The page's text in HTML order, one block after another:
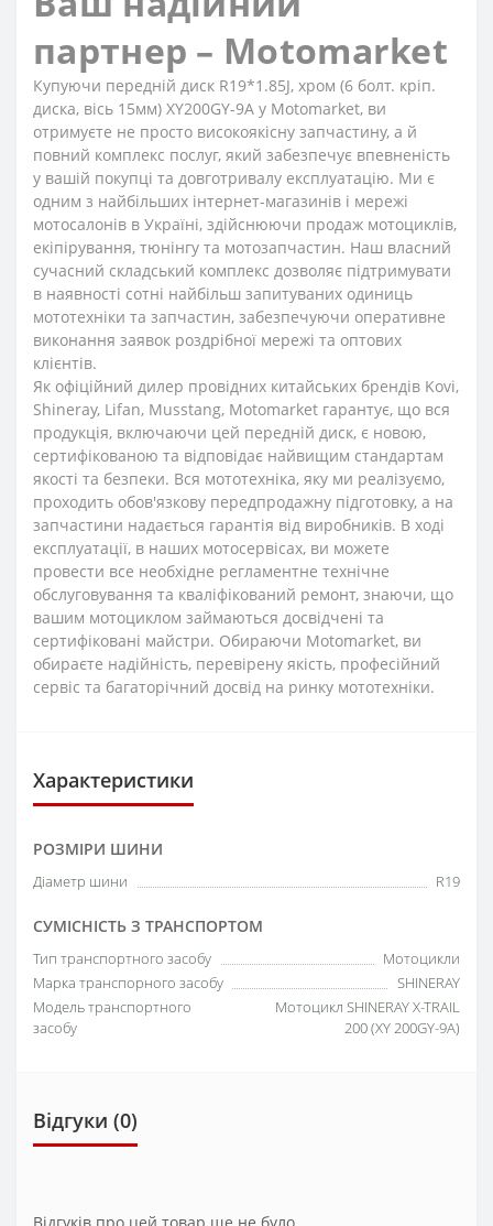
партнер – Motomarket
Купуючи передній диск R19*1.85J, хром (6 болт. кріп.
диска, вісь 15мм) XY200GY-9A у Motomarket, ви
отримуєте не просто високоякісну запчастину, а й
повний комплекс послуг, який забезпечує впевненість
у вашій покупці та довготривалу експлуатацію. Ми є
одним з найбільших інтернет-магазинів і мережі
мотосалонів в Україні, здійснюючи продаж мотоциклів,
екіпірування, тюнінгу та мотозапчастин. Наш власний
сучасний складський комплекс дозволяє підтримувати
в наявності сотні найбільш запитуваних одиниць
мототехніки та запчастин, забезпечуючи оперативне
виконання заявок роздрібної мережі та оптових
клієнтів.
Як офіційний дилер провідних китайських брендів Kovi,
Shineray, Lifan, Musstang, Motomarket гарантує, що вся
продукція, включаючи цей передній диск, є новою,
сертифікованою та відповідає найвищим стандартам
якості та безпеки. Вся мототехніка, яку ми реалізуємо,
проходить обов'язкову передпродажну підготовку, а на
запчастини надається гарантія від виробників. В ході
експлуатації, в наших мотосервісах, ви можете
провести все необхідне регламентне технічне
обслуговування та кваліфікований ремонт, знаючи, що
вашим мотоциклом займаються досвідчені та
сертифіковані майстри. Обираючи Motomarket, ви
обираєте надійність, перевірену якість, професійний
сервіс та багаторічний досвід на ринку мототехніки.
Характеристики
РОЗМІРИ ШИНИ
Діаметр шини R19
СУМІСНІСТЬ З ТРАНСПОРТОМ
Тип транспортного засобу
Мотоцикли
Марка транспорного засобу
SHINERAY
Модель транспортного
засобу
Мотоцикл SHINERAY X-TRAIL
200 (XY 200GY-9A)
Відгуки (0)